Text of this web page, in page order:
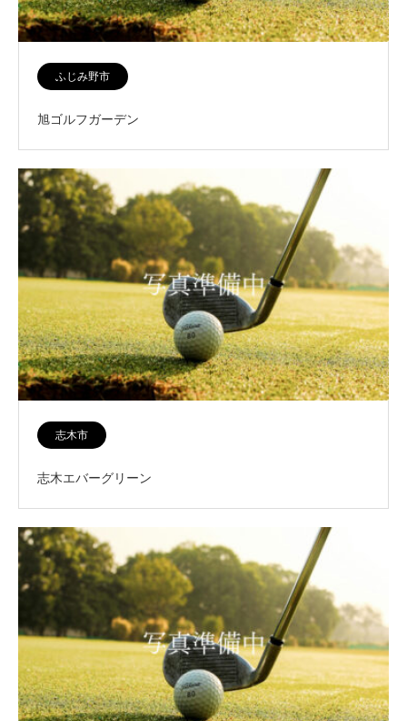
ふじみ野市
旭ゴルフガーデン
志木市
志木エバーグリーン